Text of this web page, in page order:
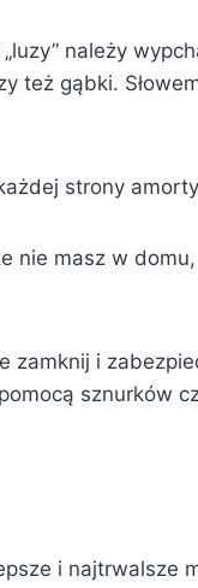
należy
też gąbki.
strony
nie masz w
i
sznurków
i najtrwalsze